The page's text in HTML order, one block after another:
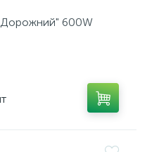
600W